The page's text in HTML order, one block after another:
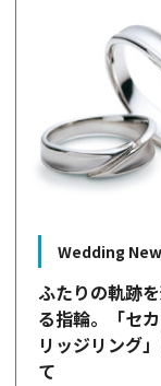
Wedding
ふたりの軌跡
る指輪。「セ
リッジリング
て